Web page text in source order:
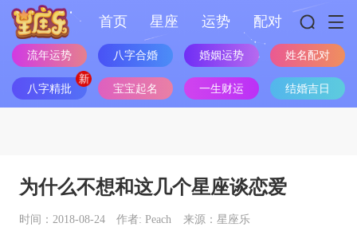
首页 星座 运势 配对
流年运势 八字合婚 婚姻运势 姓名配对
八字精批 宝宝起名 一生财运 结婚吉日
为什么不想和这几个星座谈恋爱
时间：2018-08-24 作者: Peach 来源：星座乐